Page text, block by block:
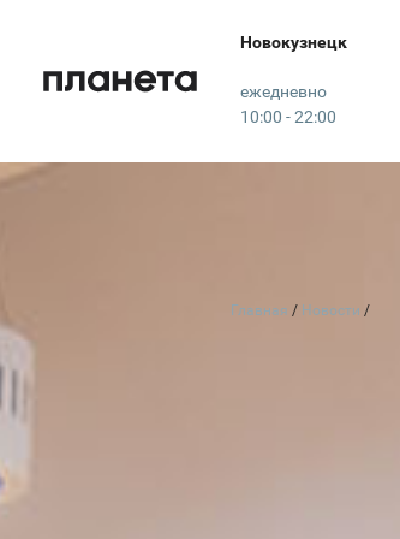
Планета
Новокузнецк
ежедневно
10:00 - 22:00
Главная Новости